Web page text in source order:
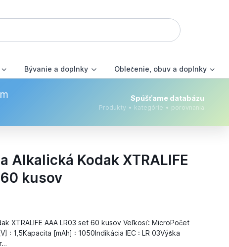
Bývanie a doplnky Oblečenie, obuv a doplnky
Spúšťame databázu
Produkty • kategórie • porovnania
Alkalická Kodak XTRALIFE
kusov
XTRALIFE AAA LR03 set 60 kusov Veľkosť: MicroPočet
: 1,5Kapacita [mAh] : 1050Indikácia IEC : LR 03Výška